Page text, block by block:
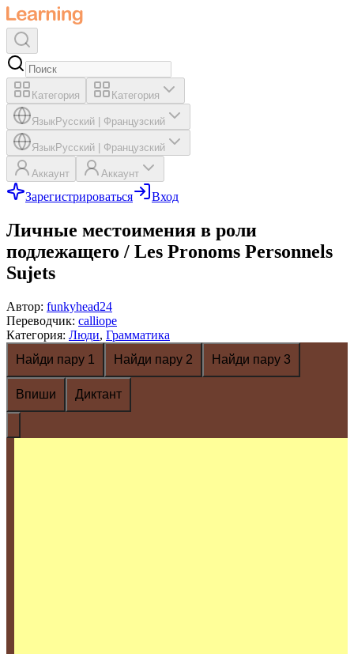
Категория Категория
ЯзыкРусский Французский
ЯзыкРусский Французский
Аккаунт Аккаунт
Зарегистрироваться Вход
Личные местоимения в роли
подлежащего / Les Pronoms Personnels
Sujets
Автор: funkyhead24
Переводчик: calliope
Категория: Люди, Грамматика
Найди пару 1
Найди пару 2 Найди пару 3
Впиши Диктант